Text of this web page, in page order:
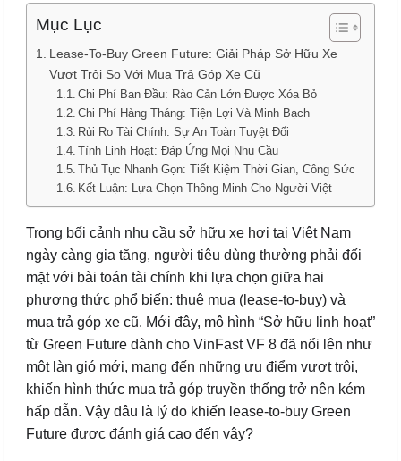
Mục Lục
Lease-To-Buy Green Future: Giải Pháp Sở Hữu Xe
Vượt Trội So Với Mua Trả Góp Xe Cũ
Chi Phí Ban Đầu: Rào Cản Lớn Được Xóa Bỏ
Chi Phí Hàng Tháng: Tiện Lợi Và Minh Bạch
Rủi Ro Tài Chính: Sự An Toàn Tuyệt Đối
Tính Linh Hoạt: Đáp Ứng Mọi Nhu Cầu
Thủ Tục Nhanh Gọn: Tiết Kiệm Thời Gian, Công Sức
Kết Luận: Lựa Chọn Thông Minh Cho Người Việt
Trong bối cảnh nhu cầu sở hữu xe hơi tại Việt Nam
ngày càng gia tăng, người tiêu dùng thường phải đối
mặt với bài toán tài chính khi lựa chọn giữa hai
phương thức phổ biến: thuê mua (lease-to-buy) và
mua trả góp xe cũ. Mới đây, mô hình “Sở hữu linh hoạt”
từ Green Future dành cho VinFast VF 8 đã nổi lên như
một làn gió mới, mang đến những ưu điểm vượt trội,
khiến hình thức mua trả góp truyền thống trở nên kém
hấp dẫn. Vậy đâu là lý do khiến lease-to-buy Green
Future được đánh giá cao đến vậy?